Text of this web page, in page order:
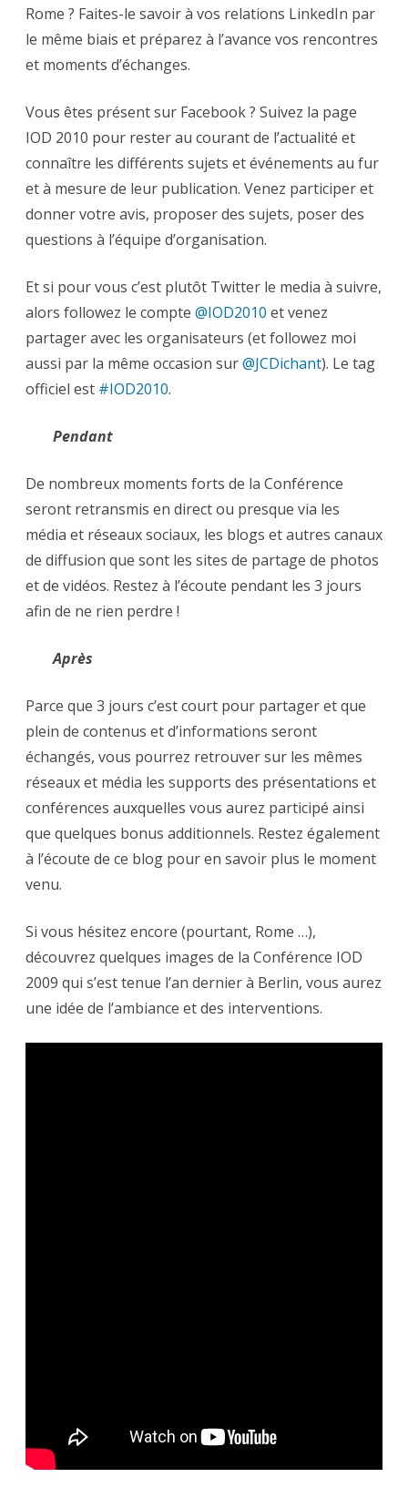
Rome ? Faites-le savoir à vos relations LinkedIn par
le même biais et préparez à l’avance vos rencontres
et moments d’échanges.
Vous êtes présent sur Facebook ? Suivez la page
IOD 2010 pour rester au courant de l’actualité et
connaître les différents sujets et événements au fur
et à mesure de leur publication. Venez participer et
donner votre avis, proposer des sujets, poser des
questions à l’équipe d’organisation.
Et si pour vous c’est plutôt Twitter le media à suivre,
alors followez le compte @IOD2010 et venez
partager avec les organisateurs (et followez moi
aussi par la même occasion sur@JCDichant). Le tag
officiel est #IOD2010.
Pendant
De nombreux moments forts de la Conférence
seront retransmis en direct ou presque via les
média et réseaux sociaux, les blogs et autres canaux
de diffusion que sont les sites de partage de photos
et de vidéos. Restez à l’écoute pendant les 3 jours
afin de ne rien perdre !
Après
Parce que 3 jours c’est court pour partager et que
plein de contenus et d’informations seront
échangés, vous pourrez retrouver sur les mêmes
réseaux et média les supports des présentations et
conférences auxquelles vous aurez participé ainsi
que quelques bonus additionnels. Restez également
à l’écoute de ce blog pour en savoir plus le moment
venu.
Si vous hésitez encore (pourtant, Rome …),
découvrez quelques images de la Conférence IOD
2009 qui s’est tenue l’an dernier à Berlin, vous aurez
une idée de l’ambiance et des interventions.